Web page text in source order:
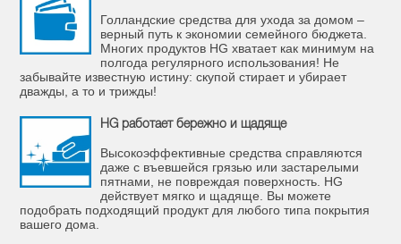
Голландские средства для ухода за домом –
верный путь к экономии семейного бюджета.
Многих продуктов HG хватает как минимум на
полгода регулярного использования! Не
забывайте известную истину: скупой стирает и убирает
дважды, а то и трижды!
HG работает бережно и щадяще
Высокоэффективные средства справляются
даже с въевшейся грязью или застарелыми
пятнами, не повреждая поверхность. HG
действует мягко и щадяще. Вы можете
подобрать подходящий продукт для любого типа покрытия
вашего дома.